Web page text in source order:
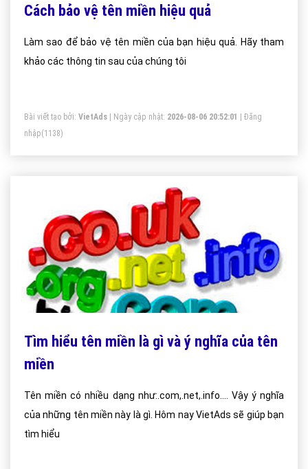
Cách bảo vệ tên miền hiệu quả
Làm sao để bảo vệ tên miền của bạn hiệu quả. Hãy tham
khảo các thông tin sau của chúng tôi
Bài viết tạo bởi: VietAds | Ngày cập nhật: 2026-08-06 20:52:01
Đăng
nhập(1138)
Tìm hiểu tên miền là gì và ý nghĩa của tên
miền
Tên miền có nhiều dạng như:.com,.net,.info.... Vậy ý nghĩa
của những tên miền này là gì. Hôm nay VietAds sẽ giúp bạn
tìm hiểu